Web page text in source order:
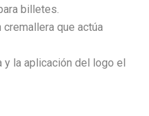
billetes.
cremallera que actúa
y la aplicación del logo el